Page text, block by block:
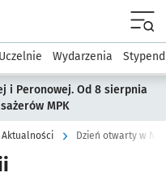
Akademicki
Uczelnie Wydarzenia
i Peronowej. Od 8 sierpnia
MPK
Aktualności Dzień otwarty w